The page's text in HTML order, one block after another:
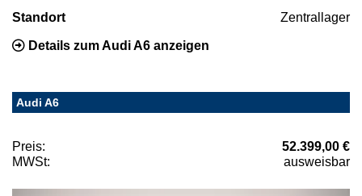
Standort Zentrallager
Details zum Audi A6 anzeigen
Audi A6
Preis:
52.399,00 €
MWSt:
ausweisbar